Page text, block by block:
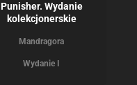
Punisher. Wydanie
kolekcjonerskie
Mandragora
Wydanie I